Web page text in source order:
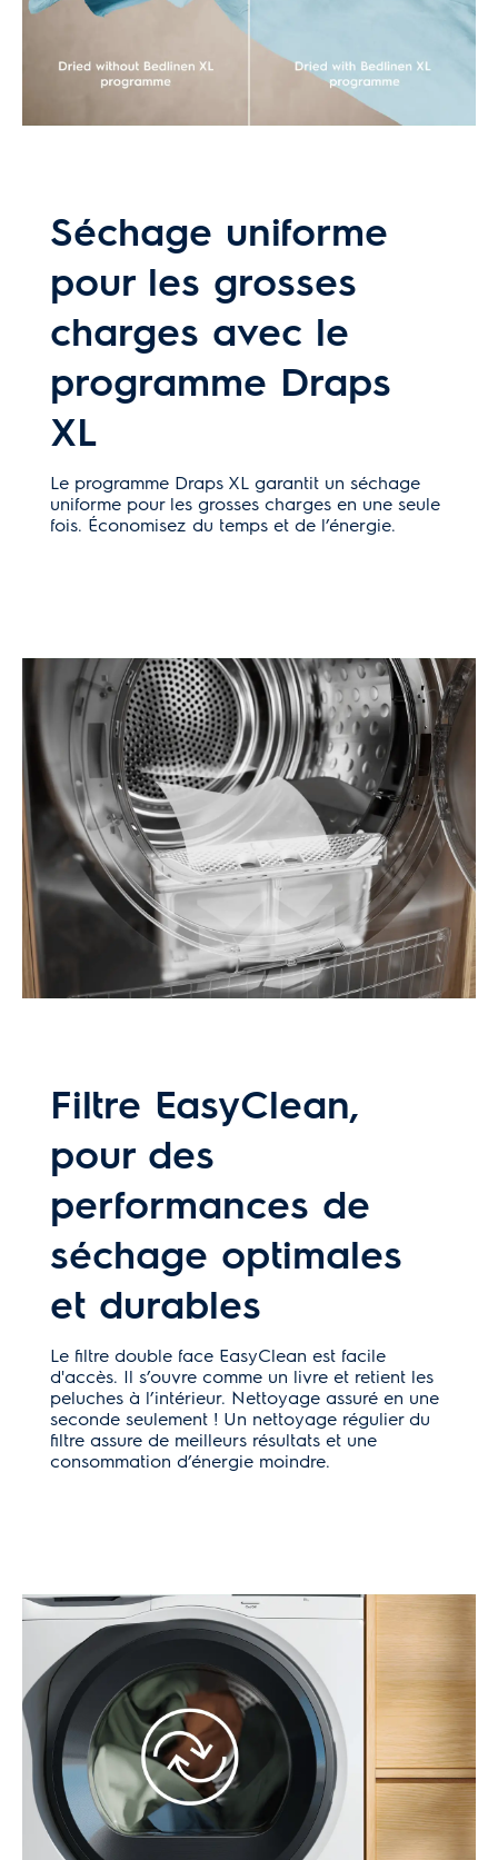
Séchage uniforme
pour les grosses
charges avec le
programme Draps
XL
Le programme Draps XL garantit un séchage
uniforme pour les grosses charges en une seule
fois. Économisez du temps et de l’énergie.
Filtre EasyClean,
pour des
performances de
séchage optimales
et durables
Le filtre double face EasyClean est facile
d'accès. Il s’ouvre comme un livre et retient les
peluches à l’intérieur. Nettoyage assuré en une
seconde seulement ! Un nettoyage régulier du
filtre assure de meilleurs résultats et une
consommation d’énergie moindre.